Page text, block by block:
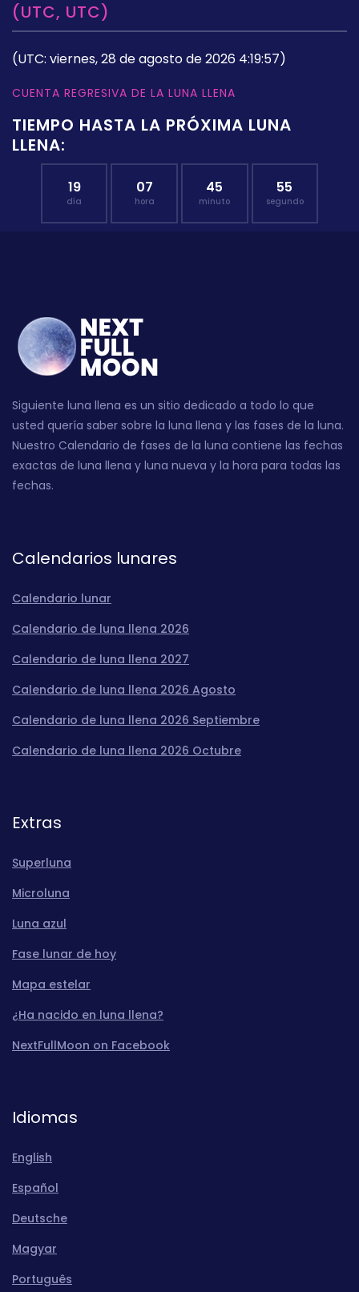
(UTC, UTC)
(UTC: viernes, 28 de agosto de 2026 4:19:57)
CUENTA REGRESIVA DE LA LUNA LLENA
TIEMPO HASTA LA PRÓXIMA LUNA
LLENA:
19
día
07
hora
45
minuto
55
segundo
Siguiente luna llena es un sitio dedicado a todo lo que
usted quería saber sobre la luna llena y las fases de la luna.
Nuestro Calendario de fases de la luna contiene las fechas
exactas de luna llena y luna nueva y la hora para todas las
fechas.
Calendarios lunares
Calendario lunar
Calendario de luna llena 2026
Calendario de luna llena 2027
Calendario de luna llena 2026 Agosto
Calendario de luna llena 2026 Septiembre
Calendario de luna llena 2026 Octubre
Extras
Superluna
Microluna
Luna azul
Fase lunar de hoy
Mapa estelar
¿Ha nacido en luna llena?
NextFullMoon on Facebook
Idiomas
English
Español
Deutsche
Magyar
Português